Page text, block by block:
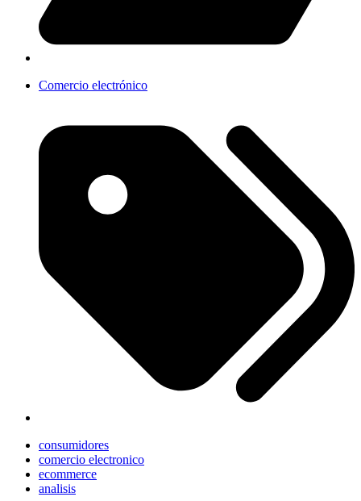
Comercio electrónico
consumidores
comercio electronico
ecommerce
analisis